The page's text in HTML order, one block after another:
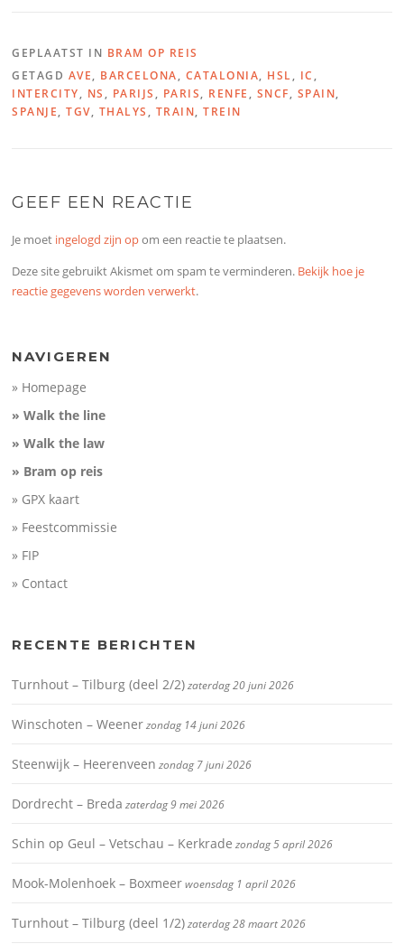
GEPLAATST IN BRAM OP REIS
GETAGD AVE, BARCELONA, CATALONIA, HSL, IC ,
INTERCITY, NS , PARIJS , PARIS, RENFE , SNCF, SPAIN,
SPANJE,TGV, THALYS , TRAIN,TREIN
GEEF EEN REACTIE
Je moet ingelogd zijn opom een reactie te plaatsen.
Deze site gebruikt Akismet om spam te verminderen. Bekijk hoe je
reactie gegevens worden verwerkt.
NAVIGEREN
» Homepage
» Walk the line
» Walk the law
» Bram op reis
» GPX kaart
» Feestcommissie
» FIP
» Contact
RECENTE BERICHTEN
Turnhout – Tilburg (deel 2/2)zaterdag 20 juni 2026
Winschoten – Weenerzondag 14 juni 2026
Steenwijk – Heerenveen zondag 7 juni 2026
Dordrecht – Breda zaterdag 9 mei 2026
Schin op Geul – Vetschau – Kerkrade zondag 5 april 2026
Mook-Molenhoek – Boxmeerwoensdag 1 april 2026
Turnhout – Tilburg (deel 1/2)zaterdag 28 maart 2026